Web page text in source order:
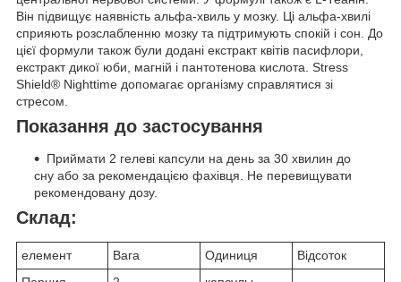
Він підвищує наявність альфа-хвиль у мозку. Ці альфа-хвилі
сприяють розслабленню мозку та підтримують спокій і сон. До
цієї формули також були додані екстракт квітів пасифлори,
екстракт дикої юби, магній і пантотенова кислота. Stress
Shield® Nighttime допомагає організму справлятися зі
стресом.
Показання до застосування
Приймати 2 гелеві капсули на день за 30 хвилин до
сну або за рекомендацією фахівця. Не перевищувати
рекомендовану дозу.
Склад:
елемент Вага Одиниця
Відсоток